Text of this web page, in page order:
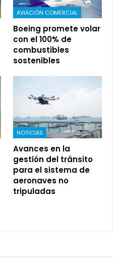
AVIACIÓN COMERCIAL
Boeing promete volar
con el 100% de
combustibles
sostenibles
NOTICIAS
Avances en la
gestión del tránsito
para el sistema de
aeronaves no
tripuladas